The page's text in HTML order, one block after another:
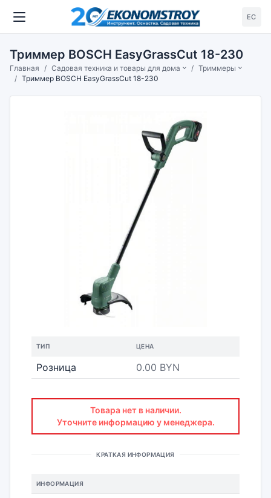
ЕС
Триммер BOSCH EasyGrassCut 18-230
Главная Садовая техника и товары для дома
Триммеры
Триммер BOSCH EasyGrassCut 18-230
ТИП ЦЕНА
Розница 0.00 BYN
Товара нет в наличии.
Уточните информацию у менеджера.
КРАТКАЯ ИНФОРМАЦИЯ
ИНФОРМАЦИЯ